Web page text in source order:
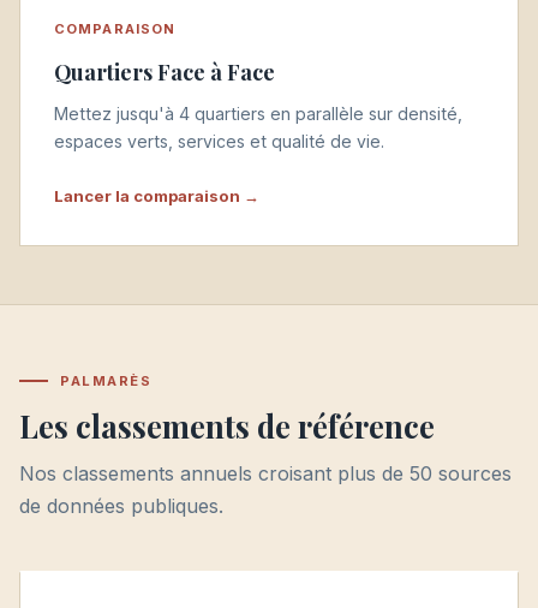
COMPARAISON
Quartiers Face à Face
Mettez jusqu'à 4 quartiers en parallèle sur densité,
espaces verts, services et qualité de vie.
Lancer la comparaison →
PALMARÈS
Les classements de référence
Nos classements annuels croisant plus de 50 sources
de données publiques.